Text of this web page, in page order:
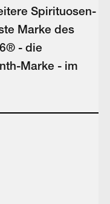
Spirituosen-
Marke des
- die
Marke - im